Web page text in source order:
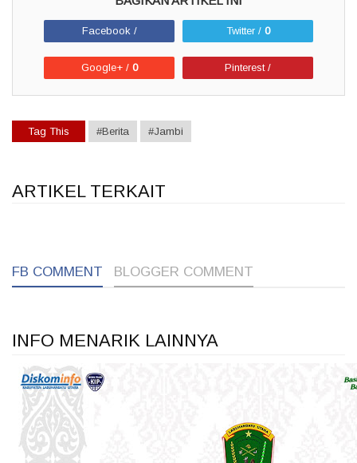
Facebook / Twitter / 0
Google+ / 0 Pinterest /
Tag This #Berita #Jambi
ARTIKEL TERKAIT
FB COMMENT BLOGGER COMMENT
INFO MENARIK LAINNYA